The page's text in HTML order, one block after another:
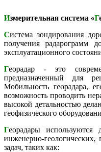
Измерительная система «Г
Система зондирования
получения радарограмм
эксплуатационного
Георадар - это
предназначенный для
Мобильность георадара,
возможность проводить
высокой детальностью
геофизического
Георадары
инженерно-геологических,
задач, таких как: